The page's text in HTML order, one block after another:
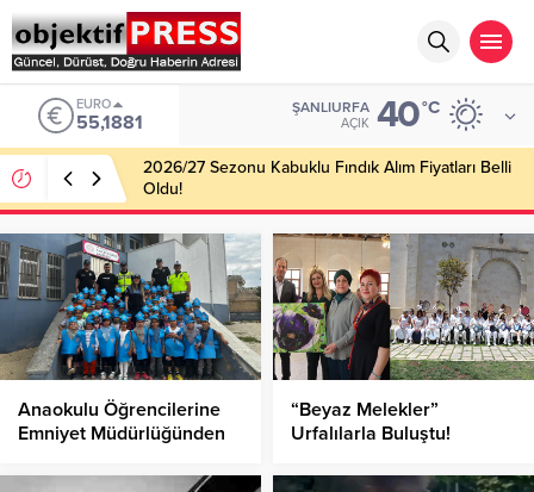
EURO
55,1881
ŞANLIURFA
AÇIK 40°C
2026/27 Sezonu Kabuklu Fındık Alım Fiyatları Belli
Oldu!
Anaokulu Öğrencilerine
Emniyet Müdürlüğünden
“Beyaz Melekler”
Urfalılarla Buluştu!